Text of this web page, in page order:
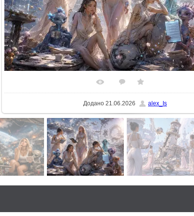
У реальному розмірі 1600x900
Додано 21.06.2026 alex_Is